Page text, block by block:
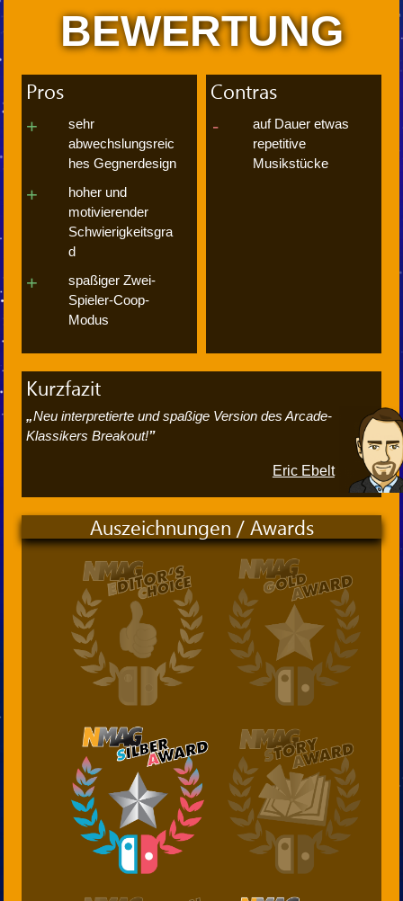
BEWERTUNG
Pros
sehr
abwechslungsreic
hes Gegnerdesign
hoher und
motivierender
Schwierigkeitsgra
d
spaßiger Zwei-
Spieler-Coop-
Modus
Contras
auf Dauer etwas
repetitive
Musikstücke
Kurzfazit
Neu interpretierte und spaßige Version des Arcade-
Klassikers Breakout!
Eric Ebelt
Auszeichnungen / Awards